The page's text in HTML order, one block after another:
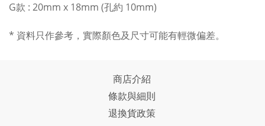
G款 : 20mm x 18mm (孔約 10mm)
* 資料只作參考，實際顏色及尺寸可能有輕微偏差。
商店介紹
條款與細則
退換貨政策